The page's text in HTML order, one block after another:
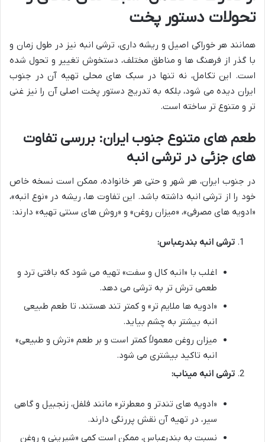
تحولات دستور پخت
همانند هر خوراکی اصیل و ریشه داری، ترشی انبه نیز در طول زمان و
با گذر از فرهنگ ها و مناطق مختلف، دستخوش تغییر و تحول شده
است. این تکامل، نه تنها در سبک های محلی تهیه آن در جنوب
ایران دیده می شود، بلکه به تدریج دستور پخت اصلی آن را نیز غنی
تر و متنوع تر ساخته است.
طعم های متنوع جنوب ایران: بررسی تفاوت
های جزئی در ترشی انبه
در جنوب ایران، هر شهر و حتی هر خانواده، ممکن است نسخه خاص
خود را از ترشی انبه داشته باشد. این تفاوت ها، ریشه در «نوع انبه»،
«ادویه های مصرفی»، «میزان روغن» و «روش های سنتی تهیه» دارند:
ترشی انبه بندرعباس:
اغلب با «انبه کال و سفت» تهیه می شود که بافتی ترد و
طعمی ترش تر به ترشی می دهد.
«ادویه ها ملایم تر» و کمتر تند هستند، تا طعم طبیعی
انبه بیشتر به چشم بیاید.
میزان روغن معمولاً کمتر است و بر طعم «ترش و طبیعی»
انبه تاکید بیشتری می شود.
ترشی انبه میناب:
«ادویه های تندتر و معطرتر» مانند فلفل، زنجبیل و گاهی
سیر، در تهیه آن نقش پررنگی دارند.
نسبت به بندرعباس، ممکن است کمی «شیرینی و روغن